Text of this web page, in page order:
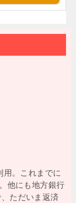
用。これまでに
他にも地方銀行
ただいま返済